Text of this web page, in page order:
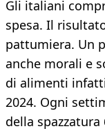
Gli italiani
spesa. Il
pattumiera. Un
anche morali e
di alimenti
2024. Ogni
della